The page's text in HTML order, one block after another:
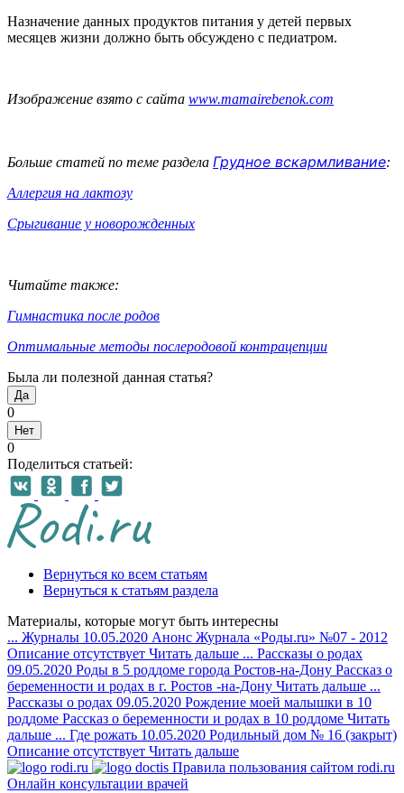
Назначение данных продуктов питания у детей первых
месяцев жизни должно быть обсуждено с педиатром.
Изображение взято с сайта www.mamairebenok.com
Больше статей по теме раздела Грудное вскармливание:
Аллергия на лактозу
Срыгивание у новорожденных
Читайте также:
Гимнастика после родов
Оптимальные методы послеродовой контрацепции
Была ли полезной данная статья?
Да
0
Нет
0
Поделиться статьей:
Вернуться ко всем статьям
Вернуться к статьям раздела
Материалы, которые могут быть интересны
... Журналы 10.05.2020 Анонс Журнала «Роды.ru» №07 - 2012
Описание отсутствует Читать дальше ... Рассказы о родах
09.05.2020 Роды в 5 роддоме города Ростов-на-Дону Рассказ о
беременности и родах в г. Ростов -на-Дону Читать дальше ...
Рассказы о родах 09.05.2020 Рождение моей малышки в 10
роддоме Рассказ о беременности и родах в 10 роддоме Читать
дальше ... Где рожать 10.05.2020 Родильный дом № 16 (закрыт)
Описание отсутствует Читать дальше
Правила пользования сайтом rodi.ru
Онлайн консультации врачей